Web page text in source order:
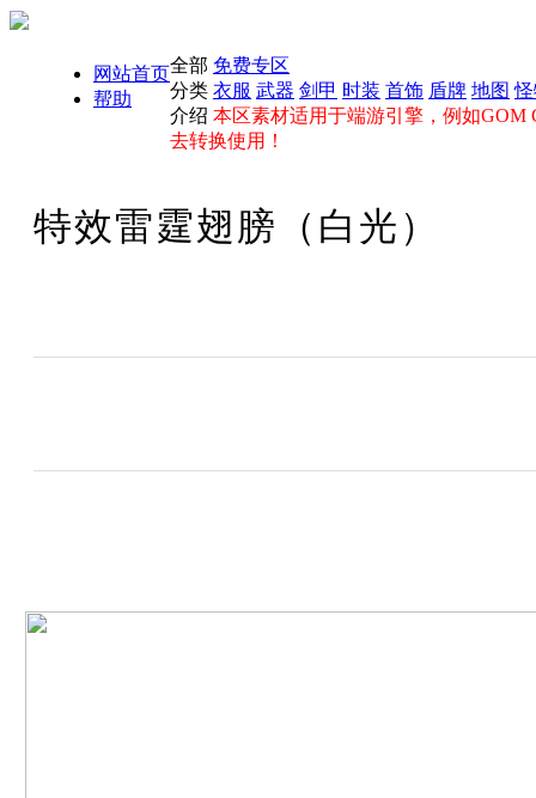
网站首页
帮助
全部 免费专区
分类 衣服 武器 剑甲 时装 首饰 盾牌 地图
介绍 本区素材适用于端游引擎，例如GOM
去转换使用！
特效雷霆翅膀（白光）